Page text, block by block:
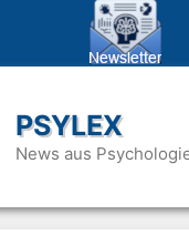
PSYLEX
News aus